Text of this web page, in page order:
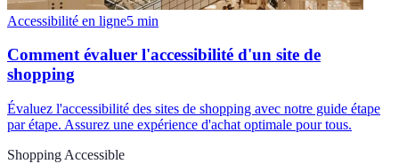
Accessibilité en ligne5 min
Comment évaluer l'accessibilité d'un site de
shopping
Évaluez l'accessibilité des sites de shopping avec notre guide étape
par étape. Assurez une expérience d'achat optimale pour tous.
Shopping Accessible